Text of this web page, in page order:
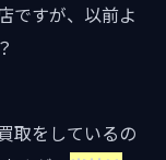
ですが、以前よ
取をしているの